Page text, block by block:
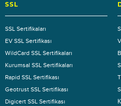
SSL
SSL Sertifikaları
EV SSL Sertifikası
WildCard SSL Sertifikaları
Kurumsal SSL Sertifikaları
Rapid SSL Sertifikası
Geotrust SSL Sertifikası
Digicert SSL Sertifikası